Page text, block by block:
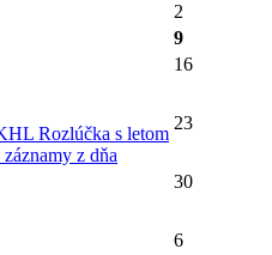
2
9
16
Rozlúčka s letom
z dňa
23
30
6